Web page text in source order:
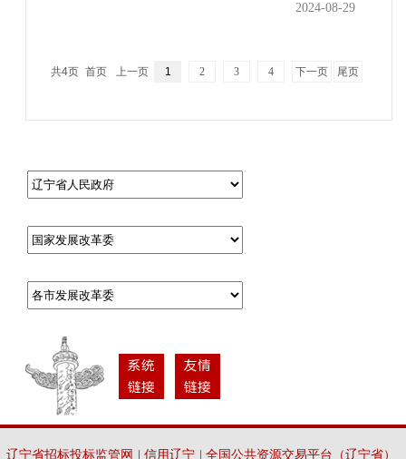
2024-08-29
共4页 首页 上一页 1 2 3 4 下一页 尾页
辽宁省招标投标监管网 信用辽宁 全国公共资源交易平台（辽宁省）